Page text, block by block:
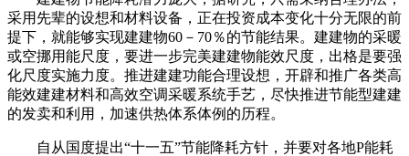
采用先辈的设想和材料设备，正在投资成本变化十分无限的前
提下，就能够实现建建物60－70％的节能结果。建建物的采暖
或空挪用能尺度，要进一步完美建建物能效尺度，出格是要强
化尺度实施力度。推进建建功能合理设想，开辟和推广各类高
能效建建材料和高效空调采暖系统手艺，尽快推进节能型建建
的发卖和利用，加速供热体系体例的历程。
自从国度提出“十一五”节能降耗方针，并要对各地P能耗